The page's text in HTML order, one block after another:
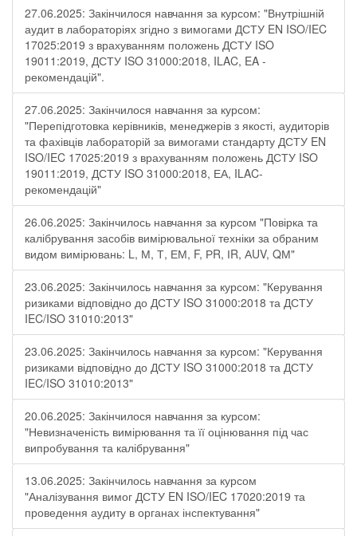
27.06.2025: Закінчилося навчання за курсом: "Внутрішній
аудит в лабораторіях згідно з вимогами ДСТУ EN ISO/IEC
17025:2019 з врахуванням положень ДСТУ ISO
19011:2019, ДСТУ ISO 31000:2018, ILAC, EA -
рекомендацій".
27.06.2025: Закінчилося навчання за курсом:
"Перепідготовка керівників, менеджерів з якості, аудиторів
та фахівців лабораторій за вимогами стандарту ДСТУ EN
ISO/IEC 17025:2019 з врахуванням положень ДСТУ ISO
19011:2019, ДСТУ ISO 31000:2018, ЕА, ILAC-
рекомендацій"
26.06.2025: Закінчилось навчання за курсом "Повірка та
калібрування засобів вимірювальної техніки за обраним
видом вимірювань: L, М, Т, ЕМ, F, РR, ІR, АUV, QМ"
23.06.2025: Закінчилось навчання за курсом: "Керування
ризиками відповідно до ДСТУ ISO 31000:2018 та ДСТУ
IEC/ISO 31010:2013"
23.06.2025: Закінчилось навчання за курсом: "Керування
ризиками відповідно до ДСТУ ISO 31000:2018 та ДСТУ
IEC/ISO 31010:2013"
20.06.2025: Закінчилося навчання за курсом:
"Невизначеність вимірювання та її оцінювання під час
випробування та калібрування"
13.06.2025: Закінчилось навчання за курсом
"Аналізування вимог ДСТУ EN ISO/IEC 17020:2019 та
проведення аудиту в органах інспектування"